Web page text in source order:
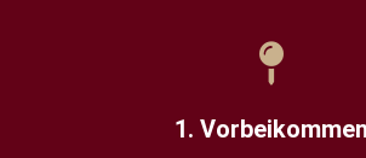
1. Vorbeikommen